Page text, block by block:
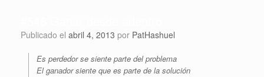
Publicado el abril 4, 2013 por PatHashuel
Es perdedor se siente parte del problema
El ganador siente que es parte de la solución